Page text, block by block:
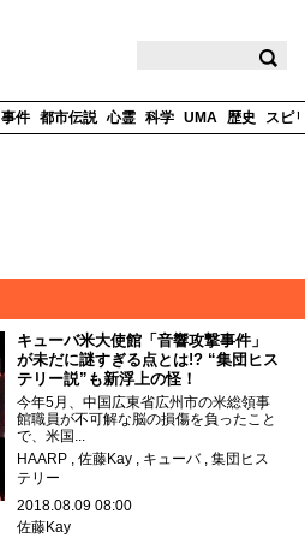
事件 都市伝説 心霊 科学 UMA 歴史 スピ
キューバ米大使館「音響攻撃事件」
が未だに謎すぎる点とは!? “集団ヒス
テリー説”も新浮上の怪！
今年5月、中国広東省広州市の米総領事
館職員が不可解な脳の損傷を負ったこと
で、米国...
HAARP
佐藤Kay キューバ
集団ヒス
テリー
2018.08.09 08:00
佐藤Kay